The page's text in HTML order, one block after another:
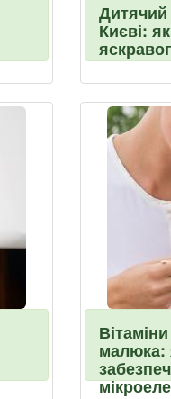
Києві:
малюка: